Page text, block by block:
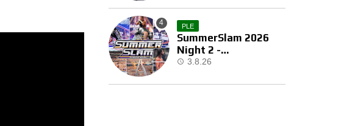
PLE
SummerSlam 2026
Night 2 -
Αποτελέσματα
3.8.26